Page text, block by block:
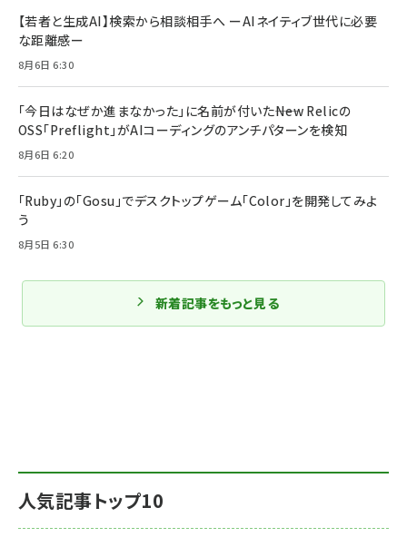
人気記事トップ10
【若者と生成AI】検索から相談相手へ ーAIネイティブ世代に必要
な距離感ー
8月6日 6:30
「今日はなぜか進まなかった」に名前が付いた――New Relicの
OSS「Preflight」がAIコーディングのアンチパターンを検知
8月6日 6:20
「Ruby」の「Gosu」でデスクトップゲーム「Color」を開発してみよ
う
8月5日 6:30
新着記事をもっと見る